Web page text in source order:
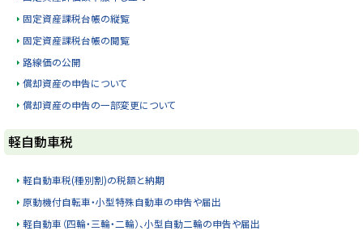
固定資産課税台帳の縦覧
固定資産課税台帳の閲覧
路線価の公開
償却資産の申告について
償却資産の申告の一部変更について
ト
ッ
プ
に
軽自動車税
軽自動車税(種別割)の税額と納期
原動機付自転車・小型特殊自動車の申告や届出
軽自動車（四輪・三輪・二輪）、小型自動二輪の申告や届出